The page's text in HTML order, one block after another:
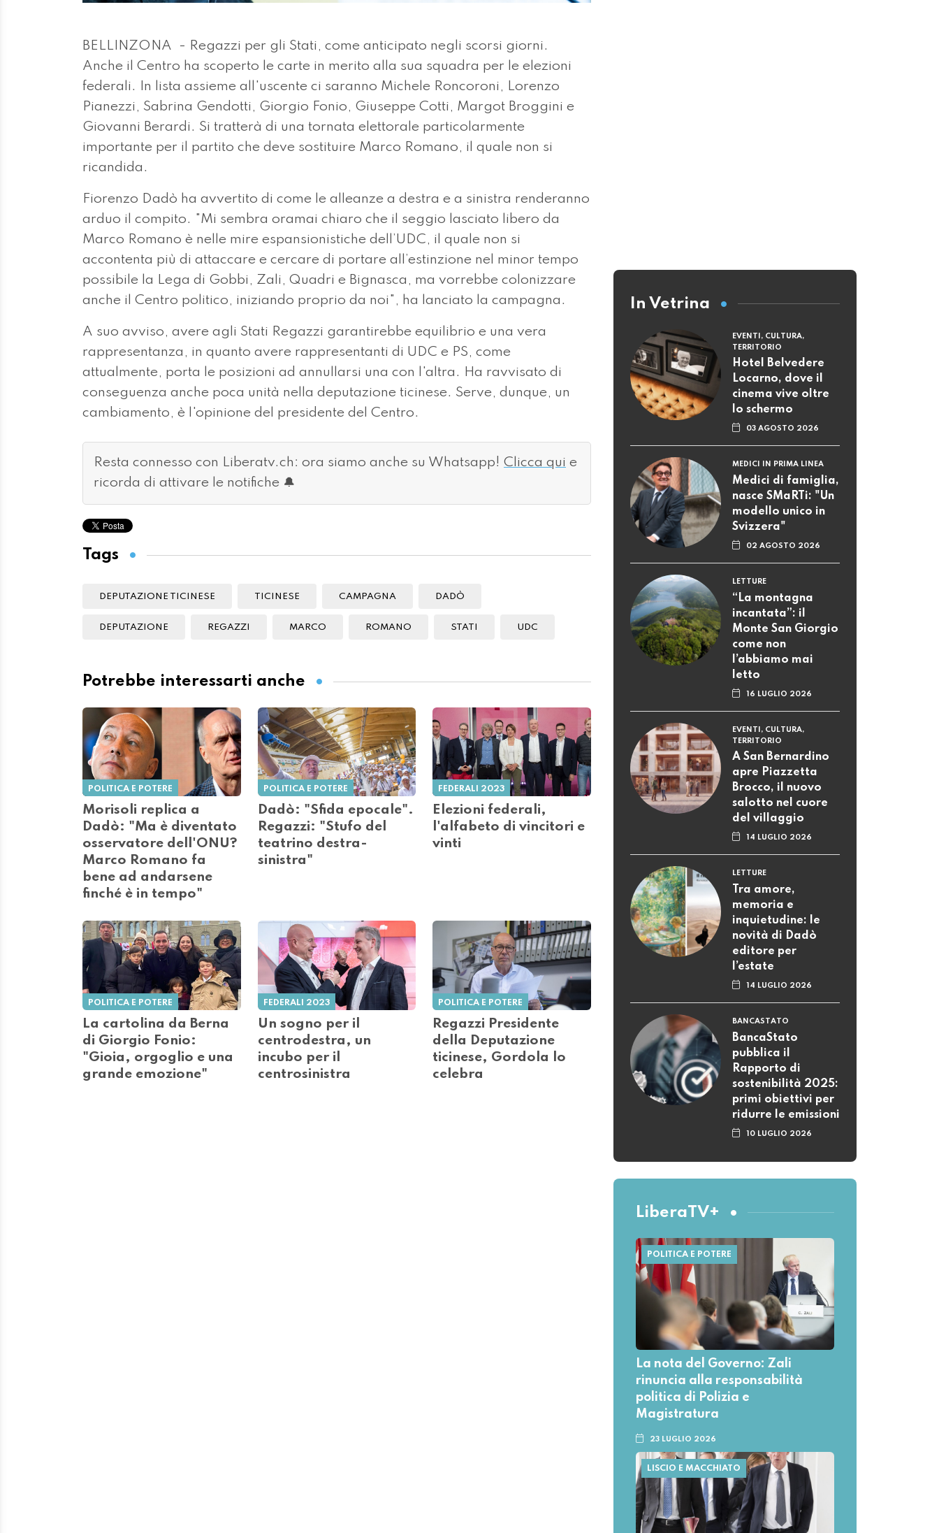
BELLINZONA - Regazzi per gli Stati, come anticipato negli scorsi giorni.
Anche il Centro ha scoperto le carte in merito alla sua squadra per le elezioni
federali. In lista assieme all'uscente ci saranno Michele Roncoroni, Lorenzo
Pianezzi, Sabrina Gendotti, Giorgio Fonio, Giuseppe Cotti, Margot Broggini e
Giovanni Berardi. Si tratterà di una tornata elettorale particolarmente
importante per il partito che deve sostituire Marco Romano, il quale non si
ricandida.
Fiorenzo Dadò ha avvertito di come le alleanze a destra e a sinistra renderanno
arduo il compito. "Mi sembra oramai chiaro che il seggio lasciato libero da
Marco Romano è nelle mire espansionistiche dell’UDC, il quale non si
accontenta più di attaccare e cercare di portare all’estinzione nel minor tempo
possibile la Lega di Gobbi, Zali, Quadri e Bignasca, ma vorrebbe colonizzare
anche il Centro politico, iniziando proprio da noi", ha lanciato la campagna.
A suo avviso, avere agli Stati Regazzi garantirebbe equilibrio e una vera
rappresentanza, in quanto avere rappresentanti di UDC e PS, come
attualmente, porta le posizioni ad annullarsi una con l'altra. Ha ravvisato di
conseguenza anche poca unità nella deputazione ticinese. Serve, dunque, un
cambiamento, è l'opinione del presidente del Centro.
Resta connesso con Liberatv.ch: ora siamo anche su Whatsapp! Clicca qui e
ricorda di attivare le notifiche 🔔
Tags
DEPUTAZIONE TICINESE TICINESE CAMPAGNA DADÒ
DEPUTAZIONE REGAZZI MARCO ROMANO STATI UDC
Potrebbe interessarti anche
POLITICA E POTERE
Morisoli replica a
Dadò: "Ma è diventato
osservatore dell'ONU?
Marco Romano fa
bene ad andarsene
finché è in tempo"
POLITICA E POTERE
Dadò: "Sfida epocale".
Regazzi: "Stufo del
teatrino destra-
sinistra"
FEDERALI 2023
Elezioni federali,
l'alfabeto di vincitori e
vinti
POLITICA E POTERE
La cartolina da Berna
di Giorgio Fonio:
"Gioia, orgoglio e una
grande emozione"
FEDERALI 2023
Un sogno per il
centrodestra, un
incubo per il
centrosinistra
POLITICA E POTERE
Regazzi Presidente
della Deputazione
ticinese, Gordola lo
celebra
In Vetrina
EVENTI, CULTURA,
TERRITORIO
Hotel Belvedere
Locarno, dove il
cinema vive oltre
lo schermo
03 AGOSTO 2026
MEDICI IN PRIMA LINEA
Medici di famiglia,
nasce SMaRTi: "Un
modello unico in
Svizzera"
02 AGOSTO 2026
LETTURE
“La montagna
incantata”: il
Monte San Giorgio
come non
l’abbiamo mai
letto
16 LUGLIO 2026
EVENTI, CULTURA,
TERRITORIO
A San Bernardino
apre Piazzetta
Brocco, il nuovo
salotto nel cuore
del villaggio
14 LUGLIO 2026
LETTURE
Tra amore,
memoria e
inquietudine: le
novità di Dadò
editore per
l’estate
14 LUGLIO 2026
BANCASTATO
BancaStato
pubblica il
Rapporto di
sostenibilità 2025:
primi obiettivi per
ridurre le emissioni
10 LUGLIO 2026
LiberaTV+
POLITICA E POTERE
La nota del Governo: Zali
rinuncia alla responsabilità
politica di Polizia e
Magistratura
23 LUGLIO 2026
LISCIO E MACCHIATO